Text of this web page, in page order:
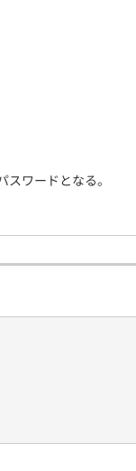
ワードとなる。